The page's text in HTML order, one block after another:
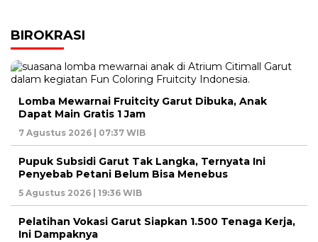
BIROKRASI
Lomba Mewarnai Fruitcity Garut Dibuka, Anak
Dapat Main Gratis 1 Jam
7 Agustus 2026 | 07:37 WIB
Pupuk Subsidi Garut Tak Langka, Ternyata Ini
Penyebab Petani Belum Bisa Menebus
5 Agustus 2026 | 19:36 WIB
Pelatihan Vokasi Garut Siapkan 1.500 Tenaga Kerja,
Ini Dampaknya